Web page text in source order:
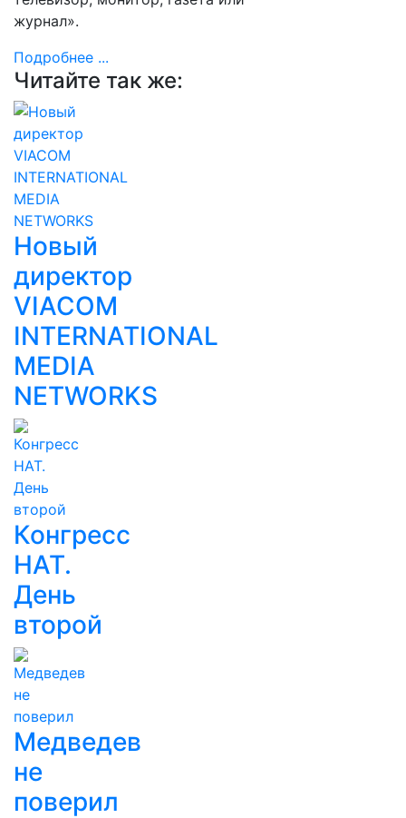
журнал».
Подробнее ...
Читайте так же:
Новый
директор
VIACOM
INTERNATIONAL
MEDIA
NETWORKS
Конгресс
НАТ.
День
второй
Медведев
не
поверил